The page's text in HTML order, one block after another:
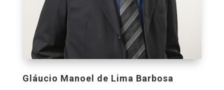
Gláucio Manoel de Lima Barbosa